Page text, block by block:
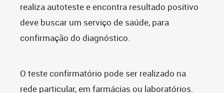
realiza autoteste e encontra resultado positivo
deve buscar um serviço de saúde, para
confirmação do diagnóstico.
O teste confirmatório pode ser realizado na
rede particular, em farmácias ou laboratórios.